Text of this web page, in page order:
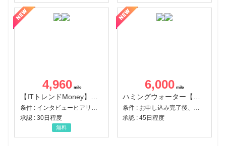
4,960
承認 : 30日程度
無料
6,000
承認 : 45日程度